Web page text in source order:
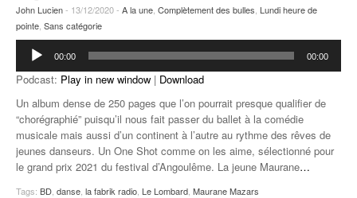
John Lucien- 13/12/2020 - A la une Complètement des bulles Lundi heure de
pointe Sans catégorie
Lecteur
audio
00:00 00:00
Podcast: Play in new window | Download
Un album dense de 250 pages que l’on pourrait presque qualifier de
“chorégraphié” puisqu’il nous fait passer du ballet à la comédie
musicale mais aussi d’un continent à l’autre au rythme des rêves de
jeunes danseurs. Un One Shot comme on les aime, sélectionné pour
le grand prix 2021 du festival d’Angoulême. La jeune Maurane…
Tags: BD danse la fabrik radio Le Lombard Maurane Mazars